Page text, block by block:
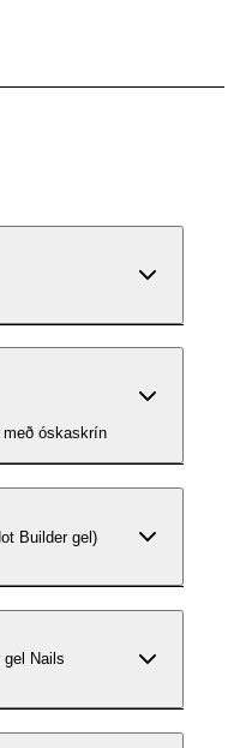
með óskaskrín
Builder gel)
gel Nails